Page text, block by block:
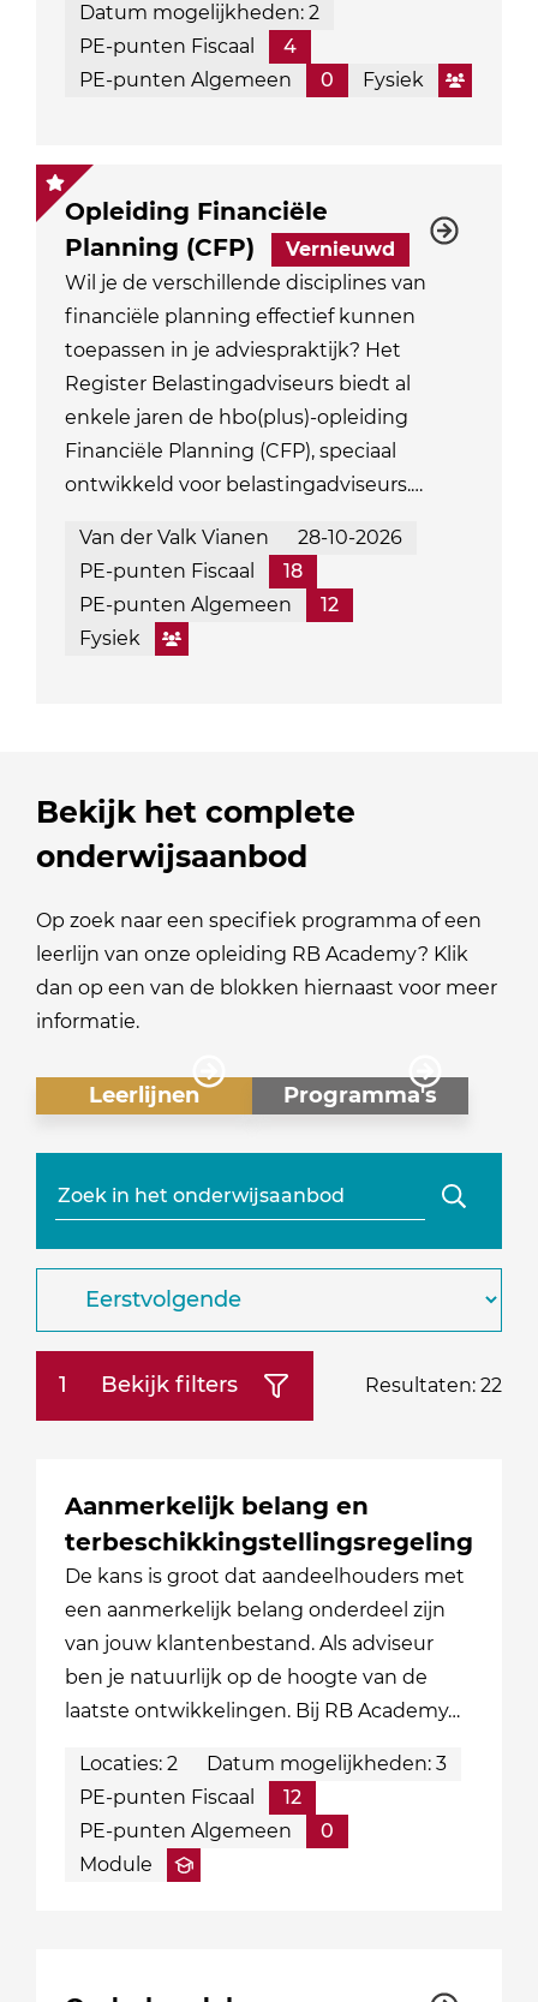
Datum mogelijkheden: 2
PE-punten Fiscaal
4
PE-punten Algemeen
0 Fysiek
Opleiding Financiële
Planning (CFP)
Vernieuwd
Wil je de verschillende disciplines van
financiële planning effectief kunnen
toepassen in je adviespraktijk? Het
Register Belastingadviseurs biedt al
enkele jaren de hbo(plus)-opleiding
Financiële Planning (CFP), speciaal
ontwikkeld voor belastingadviseurs.…
Van der Valk Vianen
28-10-2026
PE-punten Fiscaal
18
PE-punten Algemeen
12
Fysiek
Bekijk het complete
onderwijsaanbod
Op zoek naar een specifiek programma of een
leerlijn van onze opleiding RB Academy? Klik
dan op een van de blokken hiernaast voor meer
informatie.
Leerlijnen Programma's
Zoeken
Bekijk filters Resultaten: 22
Aanmerkelijk belang en
terbeschikkingstellingsregeling
De kans is groot dat aandeelhouders met
een aanmerkelijk belang onderdeel zijn
van jouw klantenbestand. Als adviseur
ben je natuurlijk op de hoogte van de
laatste ontwikkelingen. Bij RB Academy…
Locaties: 2
Datum mogelijkheden: 3
PE-punten Fiscaal
12
PE-punten Algemeen
0
Module